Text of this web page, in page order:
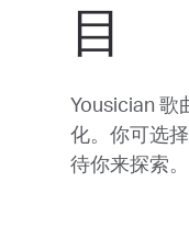
目
Yousician 歌
化。你可选
待你来探索。